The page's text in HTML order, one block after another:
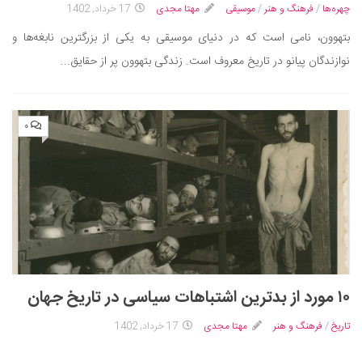
چهره‌ها / فرهنگ و هنر/موسیقی مهتا مجدی 17 خرداد, 1402
بتهوون، نامی است که در دنیای موسیقی به یکی از بزرگترین نابغه‌ها و
نوازندگان پیانو در تاریخ معروف است. زندگی بتهوون پر از حقایق...
۰
۱۰ مورد از بدترین اشتباهات سیاسی در تاریخ جهان
تاریخ/ فرهنگ و هنر مهتا مجدی 17 خرداد, 1402